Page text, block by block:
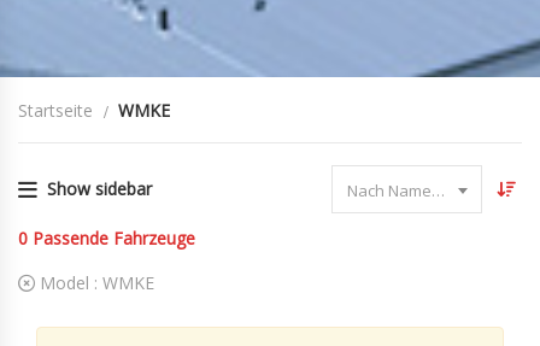
Startseite WMKE
Show sidebar Nach Name sortieren
0 Passende Fahrzeuge
Model : WMKE